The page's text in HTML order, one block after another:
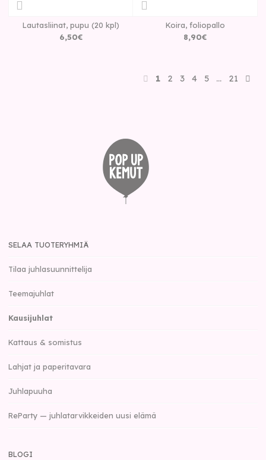
Lautasliinat, pupu (20 kpl)
6,50€
Koira, foliopallo
8,90€
1 2 3 4 5 … 21
SELAA TUOTERYHMIÄ
Tilaa juhlasuunnittelija
Teemajuhlat
Kausijuhlat
Kattaus & somistus
Lahjat ja paperitavara
Juhlapuuha
ReParty — juhlatarvikkeiden uusi elämä
BLOGI